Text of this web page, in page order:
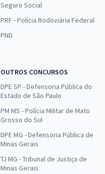
Seguro Social
PRF - Polícia Rodoviária Federal
PND
OUTROS CONCURSOS
DPE SP - Defensoria Pública do
Estado de São Paulo
PM MS - Polícia Militar de Mato
Grosso do Sul
DPE MG - Defensoria Pública de
Minas Gerais
TJ MG - Tribunal de Justiça de
Minas Gerais